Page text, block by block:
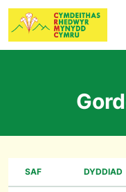
SAF DYDDIAD